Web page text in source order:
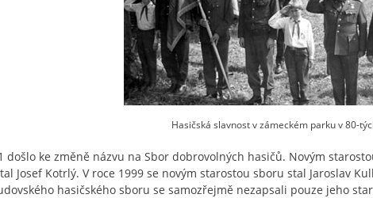
Hasičská slavnost v zámeckém parku v 80-
došlo ke změně názvu na Sbor dobrovolných hasičů. Novým
Josef Kotrlý. V roce 1999 se novým starostou sboru stal Jaroslav
hasičského sboru se samozřejmě nezapsali pouze jeho